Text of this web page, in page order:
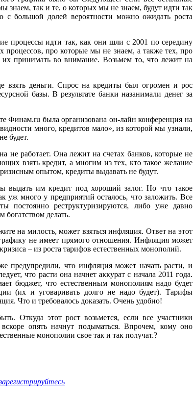
знаем, так и те, о которых мы не знаем, будут идти так
большой долей вероятности можно ожидать роста
процессы идти так, как они шли с 2001 по середину
процессов, про которые мы не знаем, а также тех, про
принимать во внимание. Возьмем то, что лежит на
взять деньги. Спрос на кредиты был огромен и рос
базы. В результате банки назанимали денег за
Финам.ru была организована он-лайн конференция на
много, кредитов мало», из которой мы узнали,
будет.
не работает. Она лежит на счетах банков, которые не
взять кредит, а многим из тех, кто такое желание
опытом, кредиты выдавать не будут.
выдать им кредит под хороший залог. Но что такое
уж много у предприятий осталось, что заложить. Все
постоянно реструктуризируются, либо уже давно
богатством делать.
на милость, может взяться инфляция. Ответ на этот
не имеет прямого отношения. Инфляция может
– из роста тарифов естественных монополий.
предупредили, что инфляция может начать расти, и
что расти она начнет аккурат с начала 2011 года.
бюджет, что естественным монополиям надо будет
(их и уговаривать долго не надо будет). Тарифы
Что и требовалось доказать. Очень удобно!
Откуда этот рост возьмется, если все участники
опять начнут подыматься. Впрочем, кому оно
монополии свое так и так получат.?